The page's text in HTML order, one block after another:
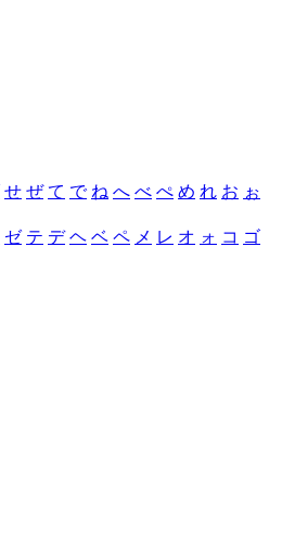
せ ぜ て で ね へ べ ぺ め れ お ぉ
ゼ テ デ ヘ ベ ペ メ レ オ ォ コ ゴ